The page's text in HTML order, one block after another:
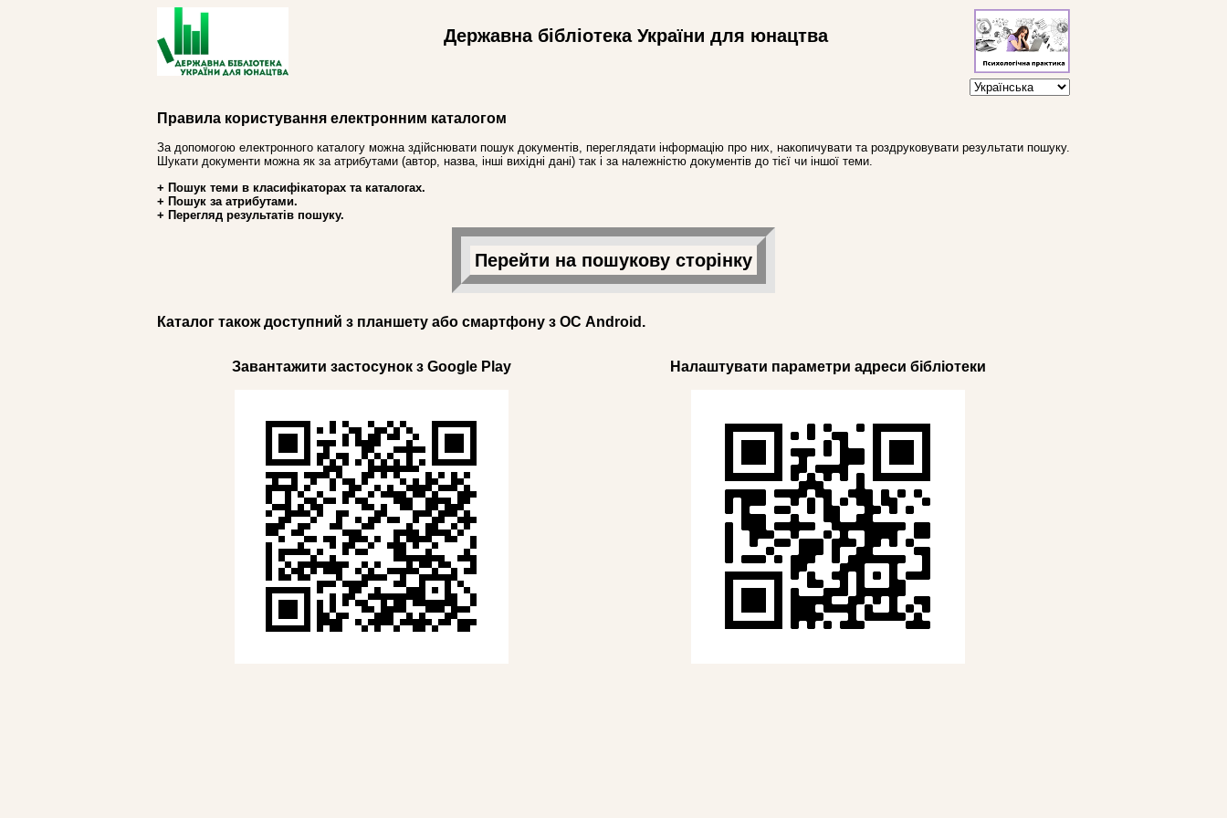
Державна бібліотека України для юнацтва
Правила користування електронним каталогом
За допомогою електронного каталогу можна здійснювати пошук документів, переглядати інформацію про них, накопичувати та роздруковувати результати пошуку.
Шукати документи можна як за атрибутами (автор, назва, інші вихідні дані) так і за належністю документів до тієї чи іншої теми.
+ Пошук теми в класифікаторах та каталогах.
+ Пошук за атрибутами.
+ Перегляд результатів пошуку.
Перейти на пошукову сторінку
Каталог також доступний з планшету або смартфону з ОС Android.
Завантажити застосунок з Google Play Налаштувати параметри адреси бібліотеки